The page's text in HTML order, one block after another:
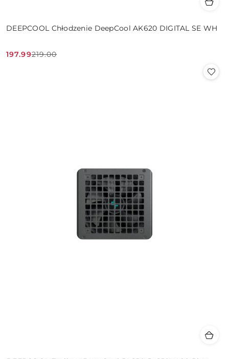
DEEPCOOL Chłodzenie DeepCool AK620 DIGITAL SE WH
Cena
197.99
Cena
219.00